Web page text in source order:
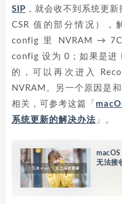
SIP ，就会收不到系统更
CSR 值的部分情况），
config 里 NVRAM →
config 设为 0；如果是进
的，可以再次进入
NVRAM。另一个原因是
相关，可参考这篇「
系统更新的解决办法 」。
无法接